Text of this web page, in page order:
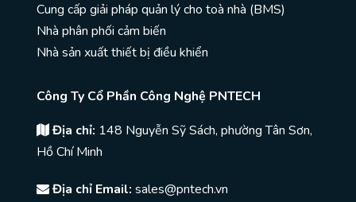
Cung cấp giải pháp quản lý cho toà nhà (BMS)
Nhà phân phối cảm biến
Nhà sản xuất thiết bị điều khiển
Công Ty Cổ Phần Công Nghệ PNTECH
Địa chỉ: 148 Nguyễn Sỹ Sách, phường Tân Sơn,
Hồ Chí Minh
Địa chỉ Email: sales@pntech.vn